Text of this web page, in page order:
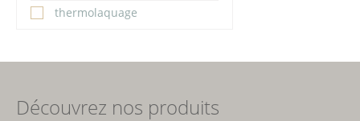
thermolaquage
Découvrez nos produits